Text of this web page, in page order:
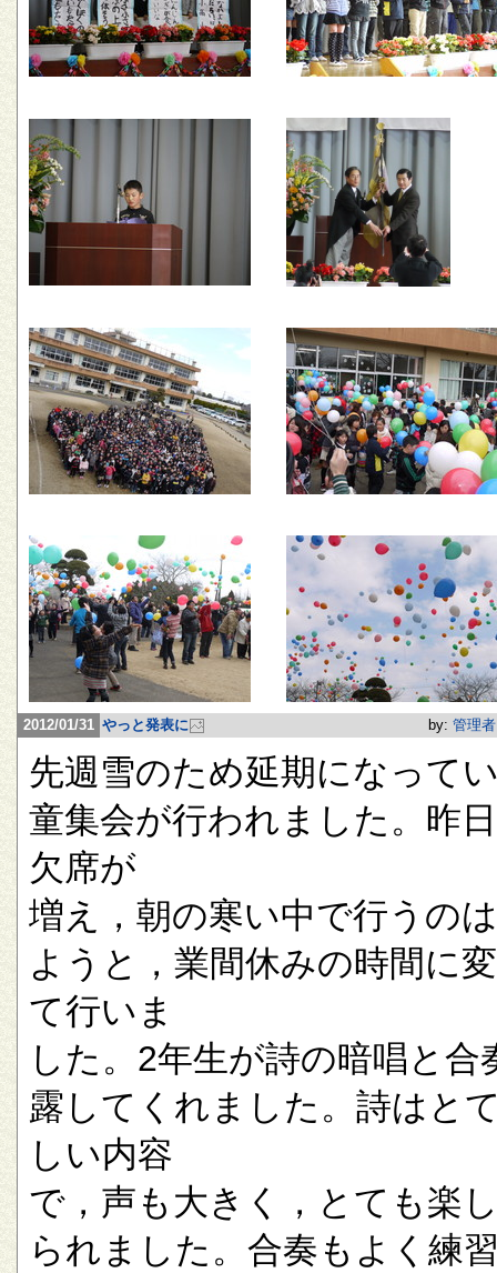
2012/01/31 やっと発表に by: 管理者
先週雪のため延期になって
童集会が行われました。昨
欠席が
増え，朝の寒い中で行うの
ようと，業間休みの時間に
て行いま
した。2年生が詩の暗唱と合
露してくれました。詩はと
しい内容
で，声も大きく，とても楽
られました。合奏もよく練